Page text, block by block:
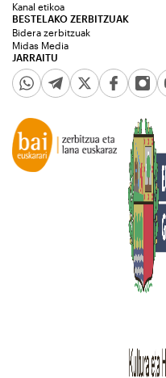
JARRAITU
Kanal etikoa
BESTELAKO ZERBITZUAK
Bidera zerbitzuak
Midas Media